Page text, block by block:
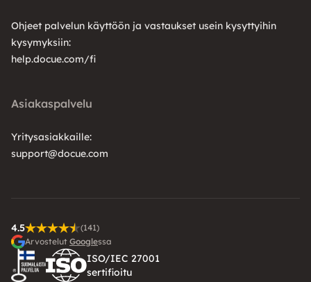
Ohjeet palvelun käyttöön ja vastaukset usein kysyttyihin
kysymyksiin:
help.docue.com/fi
Asiakaspalvelu
Yritysasiakkaille:
support@docue.com
4.5
(141)
Arvostelut Googlessa
ISO/IEC 27001
sertifioitu